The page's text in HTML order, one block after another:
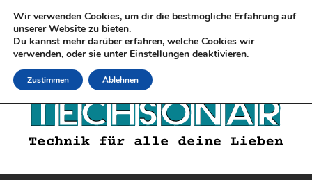
Wir verwenden Cookies, um dir die bestmögliche Erfahrung auf
unserer Website zu bieten.
Du kannst mehr darüber erfahren, welche Cookies wir
verwenden, oder sie unter Einstellungen deaktivieren.
Zustimmen Ablehnen